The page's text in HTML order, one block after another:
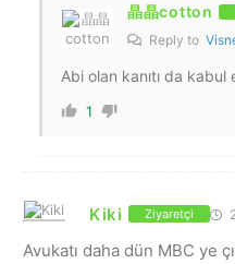
晶晶cotton
Reply to
Abi olan kanıtı da kabul
1
Kiki Ziyaretçi
Avukatı daha dün MBC ye